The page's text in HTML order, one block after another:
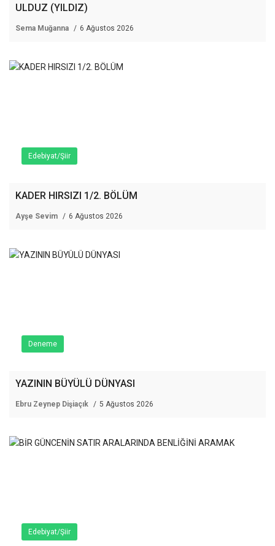
ULDUZ (YILDIZ)
Sema Muğanna 6 Ağustos 2026
Edebiyat/Şiir
KADER HIRSIZI 1/2. BÖLÜM
Ayşe Sevim 6 Ağustos 2026
Deneme
YAZININ BÜYÜLÜ DÜNYASI
Ebru Zeynep Dişiaçık 5 Ağustos 2026
Edebiyat/Şiir